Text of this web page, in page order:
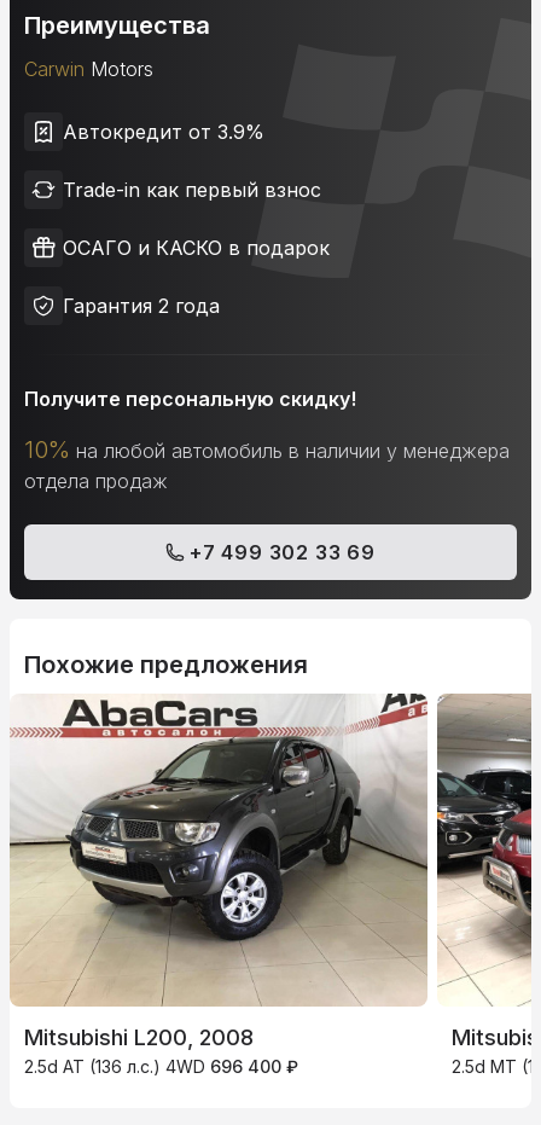
Преимущества
Carwin Motors
Автокредит от 3.9%
Trade-in как первый взнос
ОСАГО и КАСКО в подарок
Гарантия 2 года
Получите персональную скидку!
10% на любой автомобиль в наличии у менеджера
отдела продаж
+7 499 302 33 69
Похожие предложения
Mitsubishi L200, 2008
2.5d AT (136 л.с.) 4WD 696 400 ₽ 2.5d MT